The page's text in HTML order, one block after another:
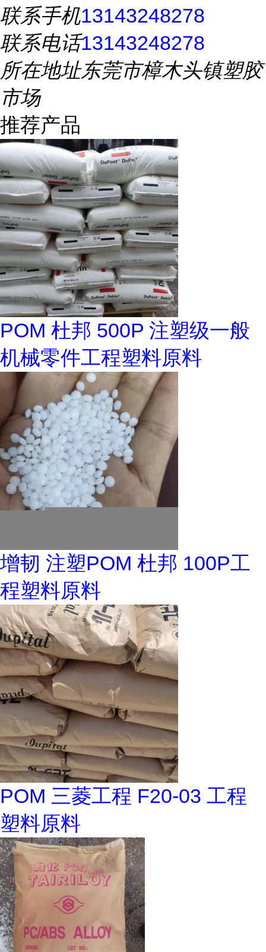
联系手机13143248278
联系电话13143248278
所在地址东莞市樟木头镇塑胶
市场
推荐产品
POM 杜邦 500P 注塑级一般
机械零件工程塑料原料
增韧 注塑POM 杜邦 100P工
程塑料原料
POM 三菱工程 F20-03 工程
塑料原料